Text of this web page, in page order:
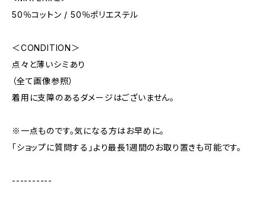
50％コットン / 50％ポリエステル
＜CONDITION＞
点々と薄いシミあり
（全て画像参照）
着用に支障のあるダメージはございません。
※一点ものです。気になる方はお早めに。
「ショップに質問する」より最長1週間のお取り置きも可能です。
----------